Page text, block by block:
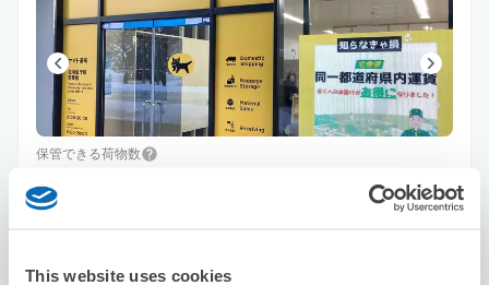
This website uses cookies
保管できる荷物数